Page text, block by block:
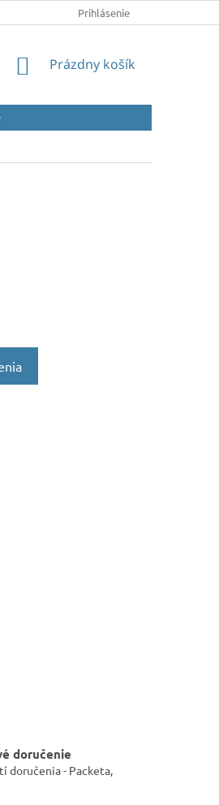
OSOBNÝCH ÚDAJOV A POUŽÍVANÍ
Prihlásenie
NÁKUPNÝ
Prázdny košík
doručenie
doručenia - Packeta,